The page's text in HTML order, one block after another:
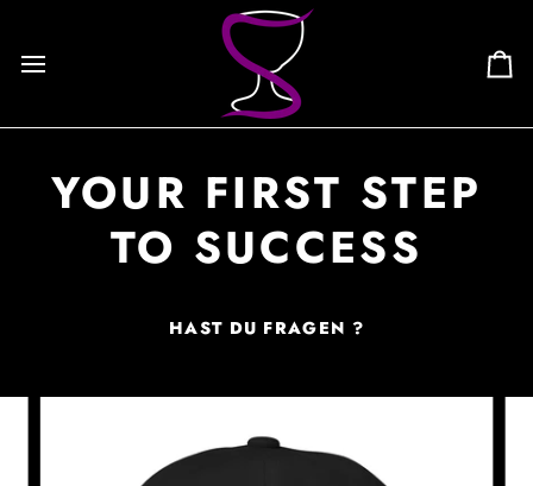
content
YOUR FIRST STEP
TO SUCCESS
HAST DU FRAGEN ?